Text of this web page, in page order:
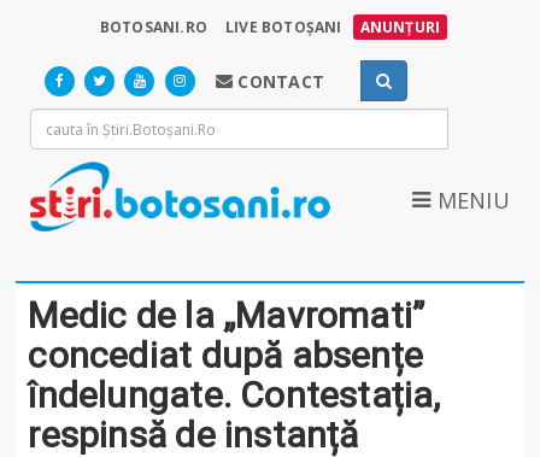
BOTOSANI.RO LIVE BOTOȘANI ANUNȚURI
CONTACT
MENIU
Medic de la „Mavromati”
concediat după absențe
îndelungate. Contestația,
respinsă de instanță